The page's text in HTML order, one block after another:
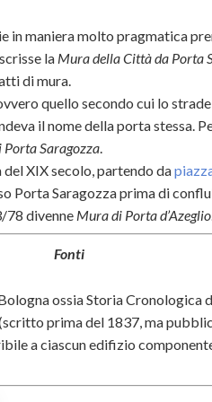
in maniera molto pragmatica
la Mura della Città da Porta
di mura.
quello secondo cui lo
il nome della porta stessa.
Saragozza.
XIX secolo, partendo da
Porta Saragozza prima di
78 divenne Mura di Porta d’Azeglio
Fonti
ossia Storia Cronologica
prima del 1837, ma
a ciascun edifizio